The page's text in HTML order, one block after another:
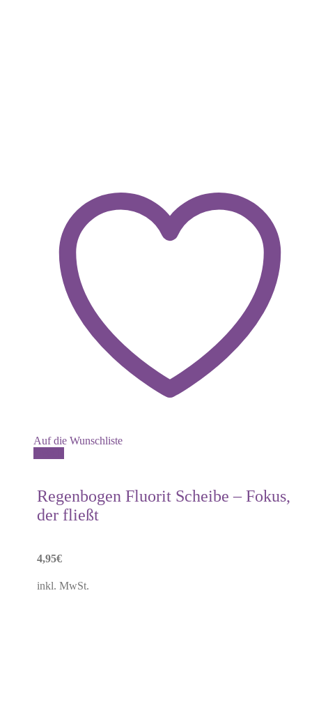
Auf die Wunschliste
Regenbogen Fluorit Scheibe – Fokus,
der fließt
4,95€
inkl. MwSt.